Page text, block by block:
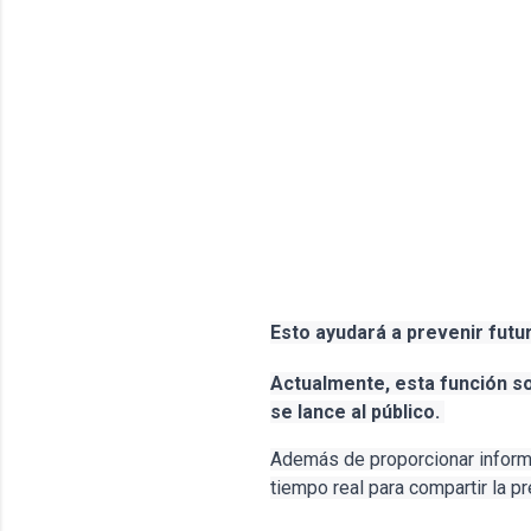
Esto ayudará a prevenir
Actualmente, esta función
se lance al público.
Además de proporcionar
tiempo real para compartir la